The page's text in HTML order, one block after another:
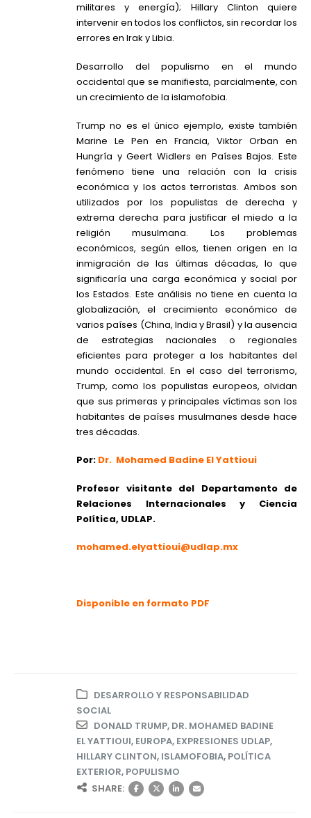
militares y energía); Hillary Clinton quiere
intervenir en todos los conflictos, sin recordar los
errores en Irak y Libia.
Desarrollo del populismo en el mundo
occidental que se manifiesta, parcialmente, con
un crecimiento de la islamofobia.
Trump no es el único ejemplo, existe también
Marine Le Pen en Francia, Viktor Orban en
Hungría y Geert Widlers en Países Bajos. Este
fenómeno tiene una relación con la crisis
económica y los actos terroristas. Ambos son
utilizados por los populistas de derecha y
extrema derecha para justificar el miedo a la
religión musulmana. Los problemas
económicos, según ellos, tienen origen en la
inmigración de las últimas décadas, lo que
significaría una carga económica y social por
los Estados. Este análisis no tiene en cuenta la
globalización, el crecimiento económico de
varios países (China, India y Brasil) y la ausencia
de estrategias nacionales o regionales
eficientes para proteger a los habitantes del
mundo occidental. En el caso del terrorismo,
Trump, como los populistas europeos, olvidan
que sus primeras y principales víctimas son los
habitantes de países musulmanes desde hace
tres décadas.
Por: Dr. Mohamed Badine El Yattioui
Profesor visitante del Departamento de
Relaciones Internacionales y Ciencia
Política, UDLAP.
mohamed.elyattioui@udlap.mx
Disponible en formato PDF
DESARROLLO Y RESPONSABILIDAD
SOCIAL
DONALD TRUMP, DR. MOHAMED BADINE
EL YATTIOUI, EUROPA, EXPRESIONES UDLAP,
HILLARY CLINTON, ISLAMOFOBIA, POLÍTICA
EXTERIOR, POPULISMO
SHARE: